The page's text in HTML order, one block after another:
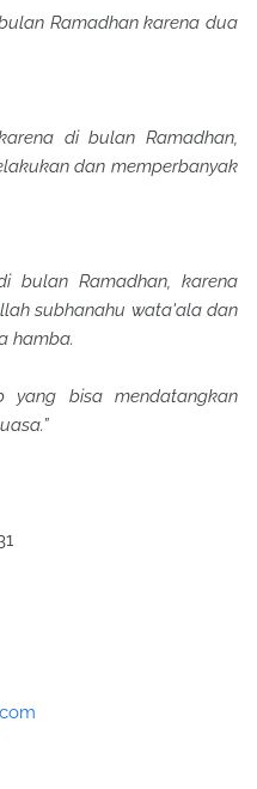
Ramadhan karena dua
di bulan Ramadhan,
dan memperbanyak
bulan Ramadhan, karena
subhanahu wata'ala dan
hamba.
yang bisa mendatangkan